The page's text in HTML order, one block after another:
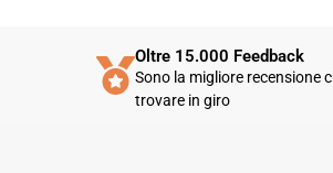
Oltre 15.000 Feedback
Sono la migliore recensione
trovare in giro